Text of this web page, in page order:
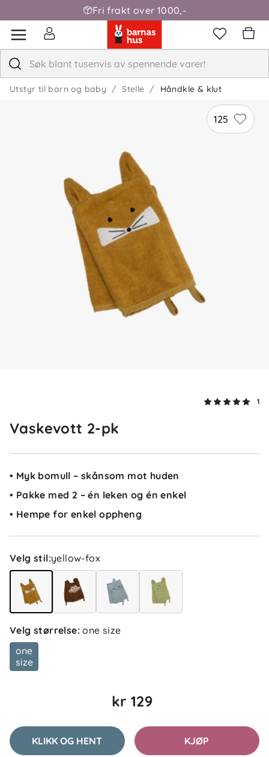
Fri frakt over 1000,-
Utstyr til barn og baby Stelle Håndkle & klut
125
1
Vaskevott 2-pk
• Myk bomull – skånsom mot huden
• Pakke med 2 – én leken og én enkel
• Hempe for enkel oppheng
Velg stil:yellow-fox
Velg størrelse:one size
one
size
kr 129
KLIKK OG HENT KJØP
Anmeldelser (1)